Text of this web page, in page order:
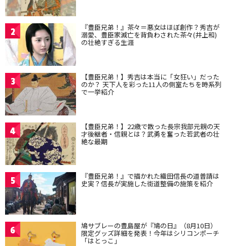
2 『豊臣兄弟！』茶々＝悪女はほぼ創作？秀吉が
溺愛、豊臣家滅亡を背負わされた茶々(井上和)
の壮絶すぎる生涯
3 【豊臣兄弟！】秀吉は本当に「女狂い」だった
のか？ 天下人を彩った11人の側室たちを時系列
で一挙紹介
4 【豊臣兄弟！】22歳で散った長宗我部元親の天
才後継者・信親とは？武勇を奮った若武者の壮
絶な最期
5 『豊臣兄弟！』で描かれた織田信長の道普請は
史実？信長が実施した街道整備の施策を紹介
6 鳩サブレーの豊島屋が『鳩の日』（8月10日）
限定グッズ詳細を発表！今年はシリコンポーチ
「はとっこ」